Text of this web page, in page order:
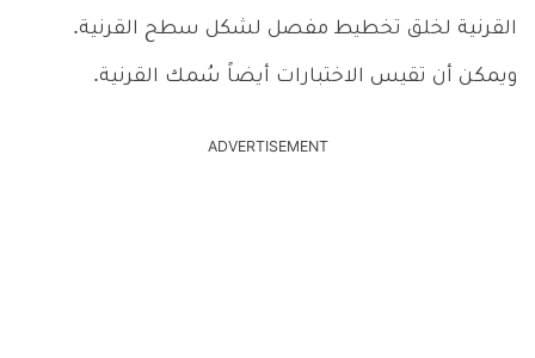
القرنية لخلق تخطيط مفصل لشكل سطح القرنية.
ويمكن أن تقيس الاختبارات أيضاً سُمك القرنية.
ADVERTISEMENT